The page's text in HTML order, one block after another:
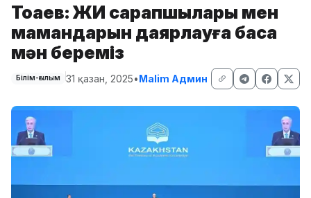
Тоқаев: ЖИ сарапшылары мен
мамандарын даярлауға баса
мән береміз
Білім-ғылым 31 қазан, 2025•Malim Админ